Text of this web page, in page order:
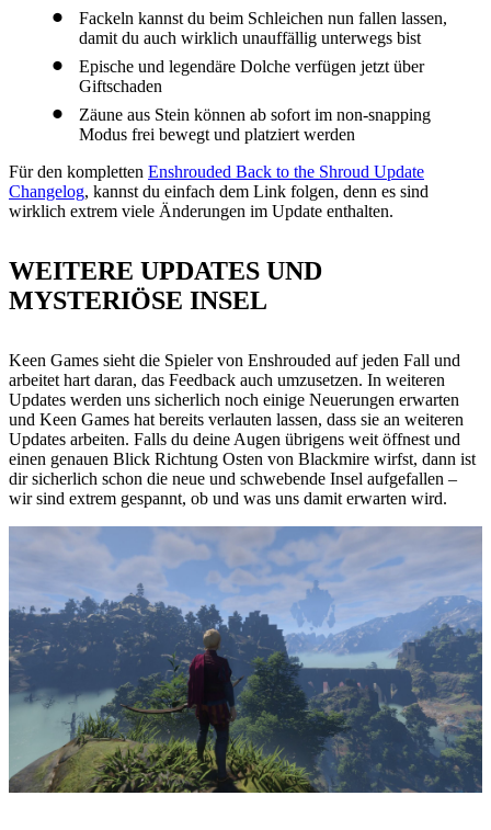
Fackeln kannst du beim Schleichen nun fallen lassen,
damit du auch wirklich unauffällig unterwegs bist
Epische und legendäre Dolche verfügen jetzt über
Giftschaden
Zäune aus Stein können ab sofort im non-snapping
Modus frei bewegt und platziert werden
Für den kompletten Enshrouded Back to the Shroud Update
Changelog, kannst du einfach dem Link folgen, denn es sind
wirklich extrem viele Änderungen im Update enthalten.
WEITERE UPDATES UND
MYSTERIÖSE INSEL
Keen Games sieht die Spieler von Enshrouded auf jeden Fall und
arbeitet hart daran, das Feedback auch umzusetzen. In weiteren
Updates werden uns sicherlich noch einige Neuerungen erwarten
und Keen Games hat bereits verlauten lassen, dass sie an weiteren
Updates arbeiten. Falls du deine Augen übrigens weit öffnest und
einen genauen Blick Richtung Osten von Blackmire wirfst, dann ist
dir sicherlich schon die neue und schwebende Insel aufgefallen –
wir sind extrem gespannt, ob und was uns damit erwarten wird.